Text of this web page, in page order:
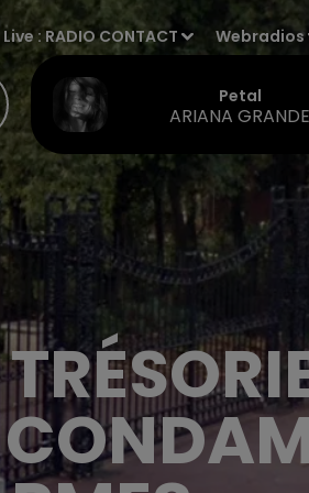
Live :RADIO CONTACT Webradios
Petal
ARIANA GRANDE